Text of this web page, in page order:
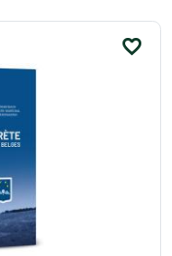
favorite_border